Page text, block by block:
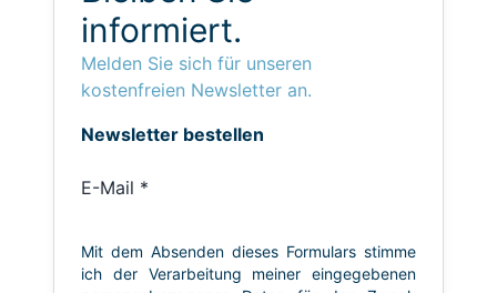
informiert.
Melden Sie sich für unseren
kostenfreien Newsletter an.